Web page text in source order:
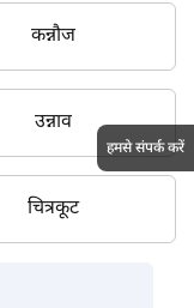
कन्नौज
उन्नाव
चित्रकूट
हमसे संपर्क करें